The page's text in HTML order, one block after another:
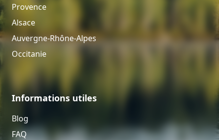
Provence
Alsace
Auvergne-Rhône-Alpes
Occitanie
Informations utiles
Blog
FAQ